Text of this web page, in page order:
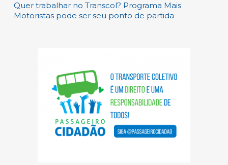
Quer trabalhar no Transcol? Programa Mais
Motoristas pode ser seu ponto de partida